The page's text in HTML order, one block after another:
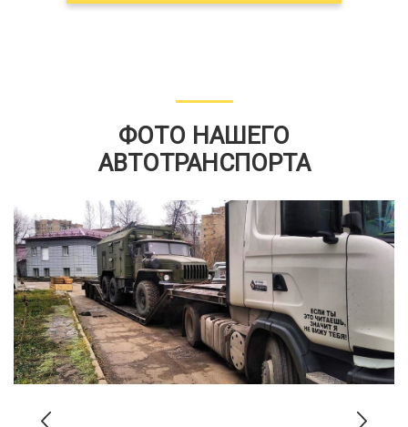
ФОТО НАШЕГО
АВТОТРАНСПОРТА